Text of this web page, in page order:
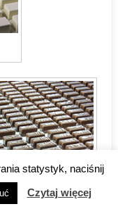
statystyk, naciśnij
Czytaj więcej